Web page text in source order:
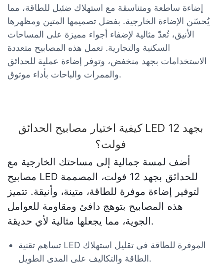
إضاءة ساطعة ومتناسقة مع استهلاك ضئيل للطاقة، مما
يُحسّن الإضاءة الخارجية. بفضل تصميمها المتين ومظهرها
الأنيق، تُعدّ مثالية لإضفاء أجواء مميزة على المساحات
السكنية والتجارية. تعمل هذه المصابيح متعددة
الاستخدامات بجهد منخفض، وتوفر إضاءة عملية للحدائق
والممرات والباحات بأداء موثوق.
كيفية اختيار مصابيح الحدائق LED بجهد 12
فولت؟
أضف لمسة جمالية إلى مساحتك الخارجية مع
مصابيح LED للحدائق بجهد 12 فولت، المصممة
لتوفير إضاءة موفرة للطاقة، متينة، وأنيقة. تتميز
هذه المصابيح بتوهج دافئ ومقاومة للعوامل
الجوية، مما يجعلها مثالية لأي حديقة.
تساهم تقنية LED الموفرة للطاقة في تقليل استهلاك
الطاقة والتكاليف على المدى الطويل.